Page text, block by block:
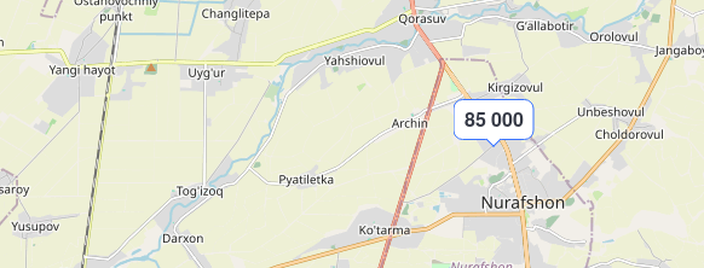
85 000